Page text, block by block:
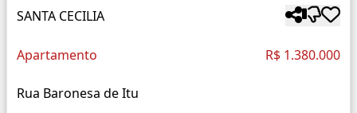
SANTA CECILIA
Apartamento R$ 1.380.000
Rua Baronesa de Itu